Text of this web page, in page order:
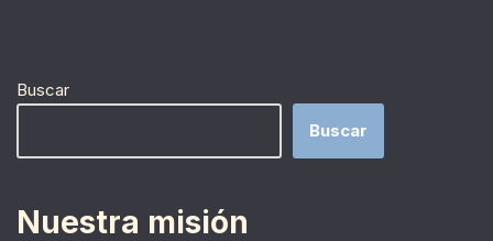
Buscar
Buscar
Nuestra misión